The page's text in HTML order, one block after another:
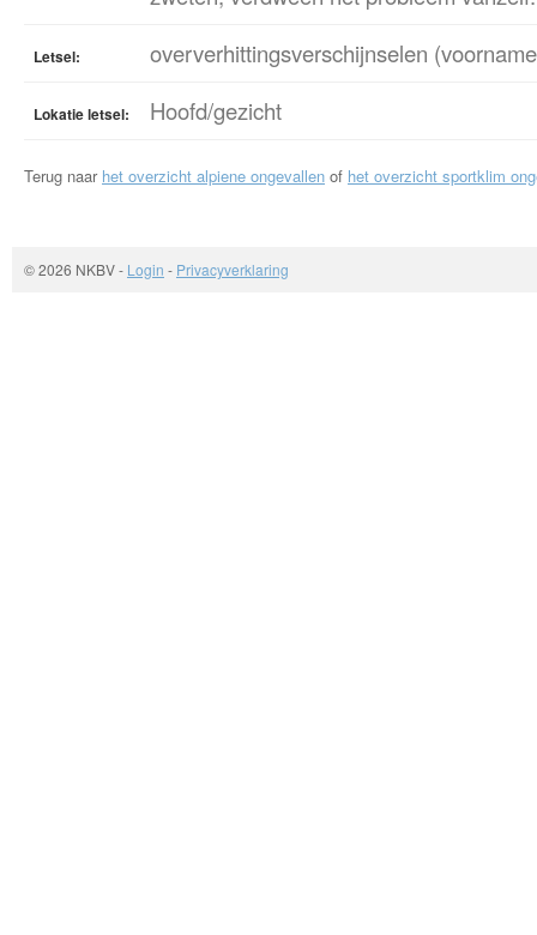
Letsel: oververhittingsverschijnselen
Lokatie letsel: Hoofd/gezicht
Terug naar het overzicht alpiene ongevallen of het overzicht sportklim
© 2026 NKBV- Login - Privacyverklaring